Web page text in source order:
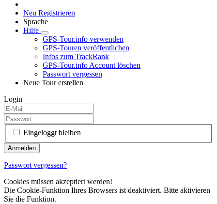
Neu Registrieren
Sprache
Hilfe
GPS-Tour.info verwenden
GPS-Touren veröffentlichen
Infos zum TrackRank
GPS-Tour.info Account löschen
Passwort vergessen
Neue Tour erstellen
Login
Eingeloggt bleiben
Passwort vergessen?
Cookies müssen akzeptiert werden!
Die Cookie-Funktion Ihres Browsers ist deaktiviert. Bitte aktivieren
Sie die Funktion.